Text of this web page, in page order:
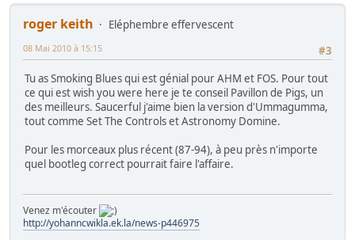
roger keith
Eléphembre effervescent
#3
08 Mai 2010 à 15:15
Tu as Smoking Blues qui est génial pour AHM et FOS. Pour tout
ce qui est wish you were here je te conseil Pavillon de Pigs, un
des meilleurs. Saucerful j'aime bien la version d'Ummagumma,
tout comme Set The Controls et Astronomy Domine.
Pour les morceaux plus récent (87-94), à peu près n'importe
quel bootleg correct pourrait faire l'affaire.
Venez m'écouter
http://yohanncwikla.ek.la/news-p446975